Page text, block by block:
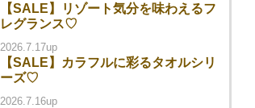
【SALE】リゾート気分を味わえるフ
レグランス♡
2026.7.17up
【SALE】カラフルに彩るタオルシリ
ーズ♡
2026.7.16up